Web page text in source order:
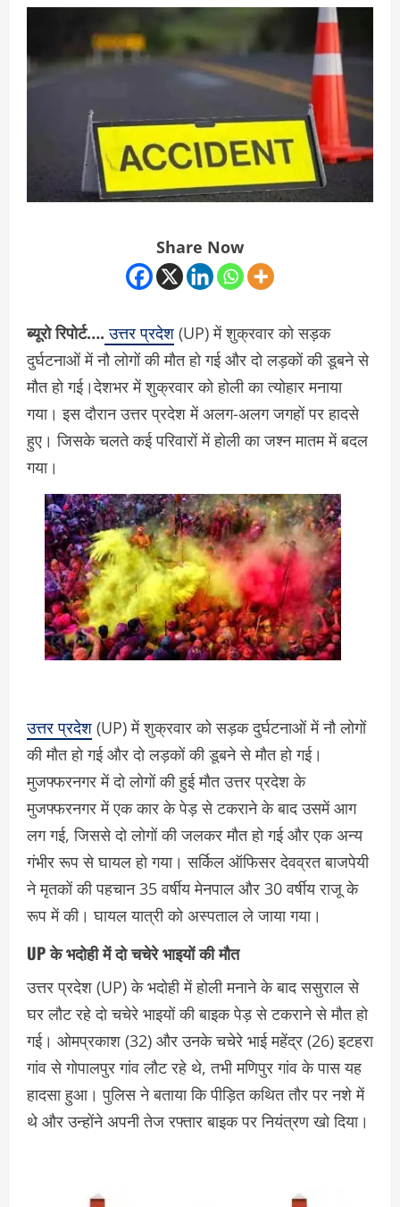
Share Now
ब्यूरो रिपोर्ट…. उत्तर प्रदेश (UP) में शुक्रवार को सड़क
दुर्घटनाओं में नौ लोगों की मौत हो गई और दो लड़कों की डूबने से
मौत हो गई।देशभर में शुक्रवार को होली का त्योहार मनाया
गया। इस दौरान उत्तर प्रदेश में अलग-अलग जगहों पर हादसे
हुए। जिसके चलते कई परिवारों में होली का जश्न मातम में बदल
गया।
उत्तर प्रदेश (UP) में शुक्रवार को सड़क दुर्घटनाओं में नौ लोगों
की मौत हो गई और दो लड़कों की डूबने से मौत हो गई।
मुजफ्फरनगर में दो लोगों की हुई मौत उत्तर प्रदेश के
मुजफ्फरनगर में एक कार के पेड़ से टकराने के बाद उसमें आग
लग गई, जिससे दो लोगों की जलकर मौत हो गई और एक अन्य
गंभीर रूप से घायल हो गया। सर्किल ऑफिसर देवव्रत बाजपेयी
ने मृतकों की पहचान 35 वर्षीय मेनपाल और 30 वर्षीय राजू के
रूप में की। घायल यात्री को अस्पताल ले जाया गया।
UP के भदोही में दो चचेरे भाइयों की मौत
उत्तर प्रदेश (UP) के भदोही में होली मनाने के बाद ससुराल से
घर लौट रहे दो चचेरे भाइयों की बाइक पेड़ से टकराने से मौत हो
गई। ओमप्रकाश (32) और उनके चचेरे भाई महेंद्र (26) इटहरा
गांव से गोपालपुर गांव लौट रहे थे, तभी मणिपुर गांव के पास यह
हादसा हुआ। पुलिस ने बताया कि पीड़ित कथित तौर पर नशे में
थे और उन्होंने अपनी तेज रफ्तार बाइक पर नियंत्रण खो दिया।